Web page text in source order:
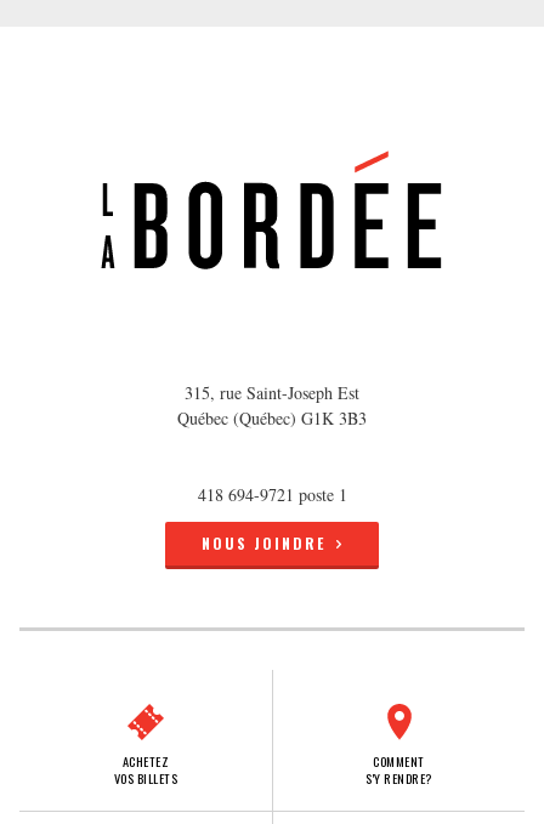
315, rue Saint-Joseph Est
Québec (Québec) G1K 3B3
418 694-9721 poste 1
NOUS JOINDRE
ACHETEZ
VOS BILLETS
COMMENT
S'Y RENDRE?